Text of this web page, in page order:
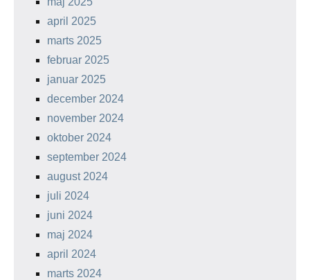
april 2025
marts 2025
februar 2025
januar 2025
december 2024
november 2024
oktober 2024
september 2024
august 2024
juli 2024
juni 2024
maj 2024
april 2024
marts 2024